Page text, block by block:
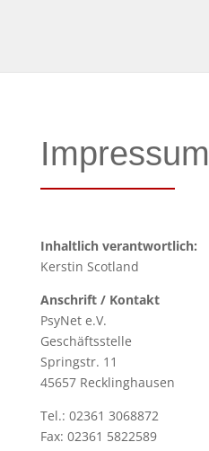
Impressum
Inhaltlich verantwortlich:
Kerstin Scotland
Anschrift / Kontakt
PsyNet e.V.
Geschäftsstelle
Springstr. 11
45657 Recklinghausen
Tel.: 02361 3068872
Fax: 02361 5822589